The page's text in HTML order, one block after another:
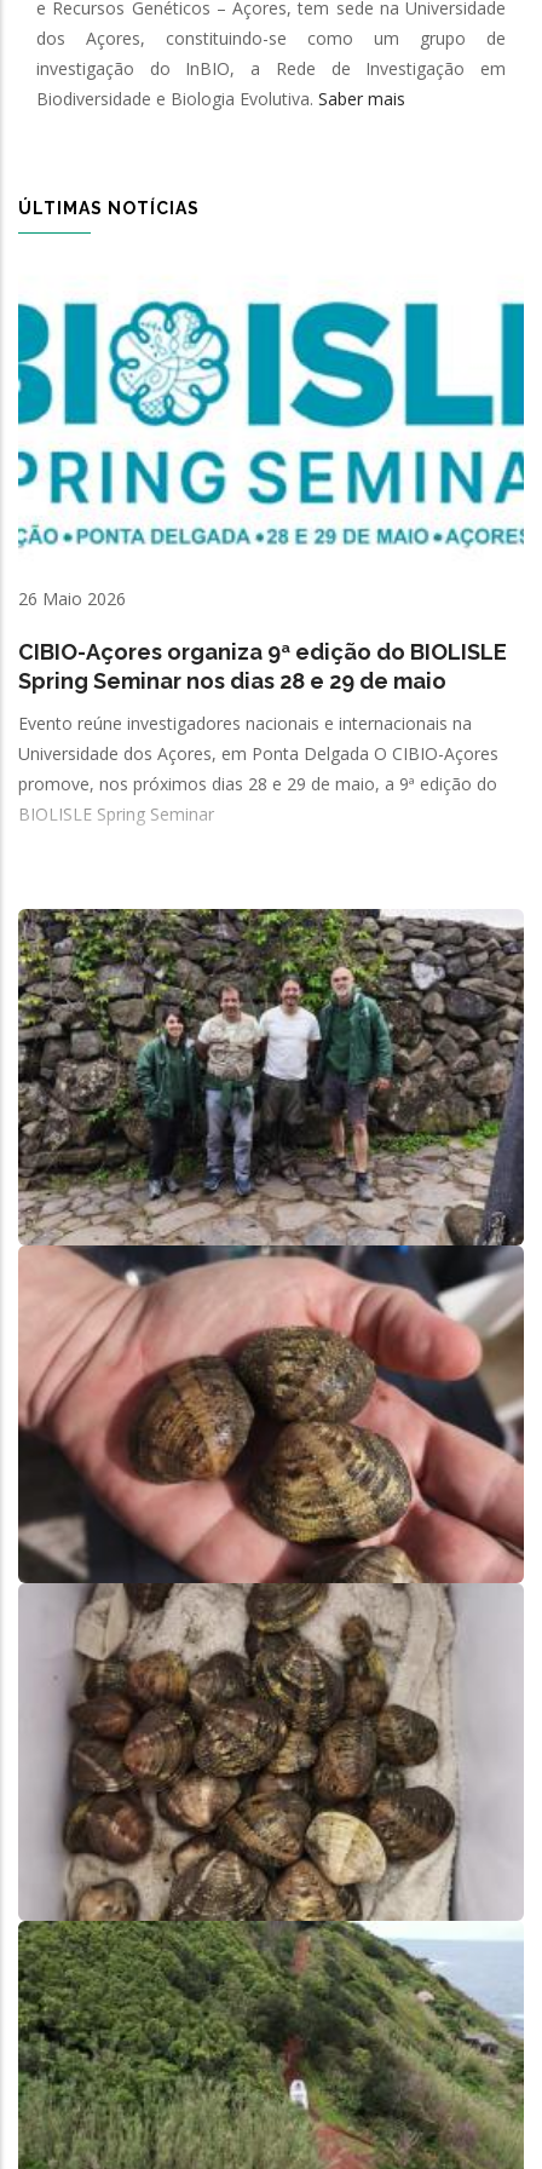
e Recursos Genéticos – Açores, tem sede na Universidade
dos Açores, constituindo-se como um grupo de
investigação do InBIO, a Rede de Investigação em
Biodiversidade e Biologia Evolutiva. Saber mais
ÚLTIMAS NOTÍCIAS
26 Maio 2026
CIBIO-Açores organiza 9ª edição do BIOLISLE
Spring Seminar nos dias 28 e 29 de maio
Evento reúne investigadores nacionais e internacionais na
Universidade dos Açores, em Ponta Delgada O CIBIO-Açores
promove, nos próximos dias 28 e 29 de maio, a 9ª edição do
BIOLISLE Spring Seminar